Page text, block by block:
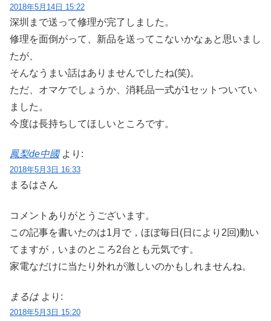
2018年5月14日 15:22
深圳まで送って修理が完了しました。
修理を面倒がって、新品を送ってこないかなぁと思いまし
たが、
そんなうまい話はありませんでしたね(笑)。
ただ、オマケでしょうか、消耗品一式が1セットついてい
ました。
今度は長持ちしてほしいところです。
鳳梨de中國 より:
2018年5月3日 16:33
まるはさん
コメントありがとうございます。
この記事を書いたのは1月で，ほぼ毎日(日により2回)動い
てますが，いまのところ2台とも元気です。
家電なだけに当たり外れが激しいのかもしれませんね。
まるは より:
2018年5月3日 15:20